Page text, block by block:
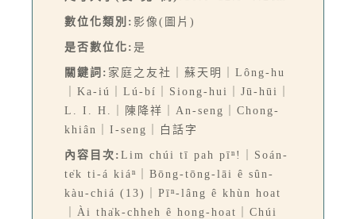
數位化類別: 影像(圖片)
是否數位化: 是
關鍵詞: 家庭之友社｜蘇天明｜Lông-hu
｜Ka-iú｜Lú-bí｜Siong-hui｜Jū-hūi｜
L. I. H.｜陳降祥｜An-seng｜Chong-
khiân｜I-seng｜白話字
內容目次: Lim chúi tī pah pīⁿ!｜Soán-
te̍k ti-á kiáⁿ｜Bōng-tōng-lāi ê sûn-
kàu-chiá (13)｜Pīⁿ-lâng ê khùn hoat
｜Ài tha̍k-chheh ê hong-hoat｜Chúi